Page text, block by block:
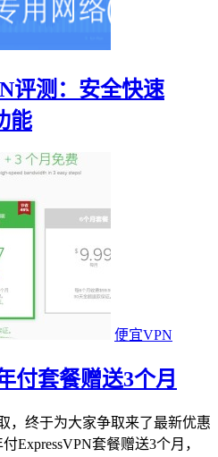
评测：安全快速
能
便宜VPN
付套餐赠送3个月
，终于为大家争取来了最新优惠
ExpressVPN套餐赠送3个月，